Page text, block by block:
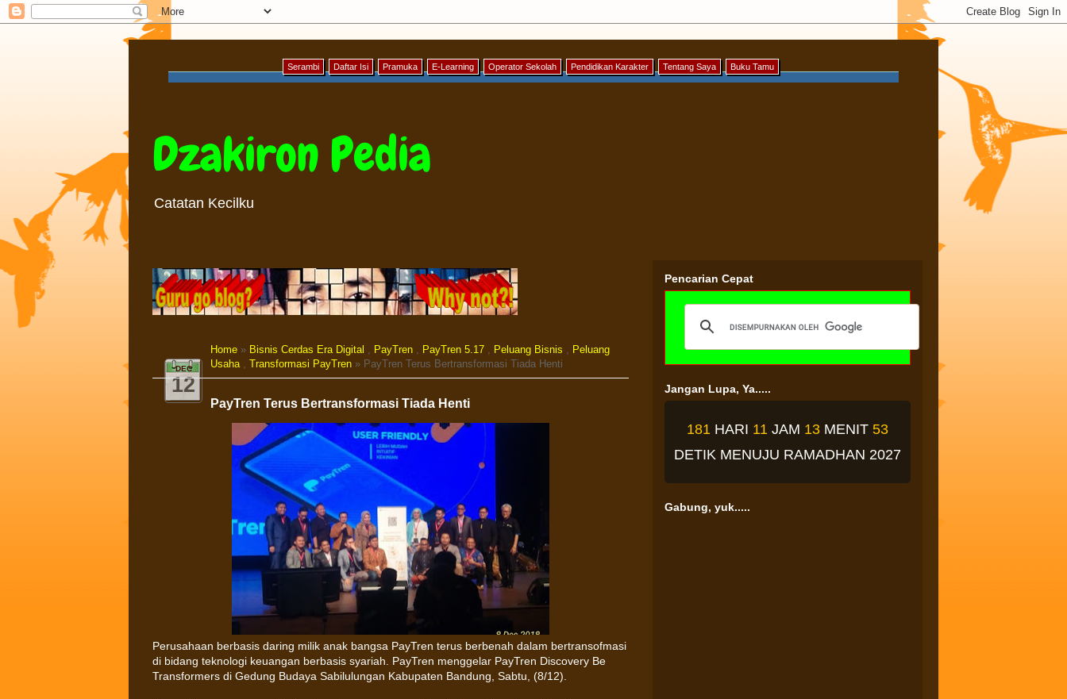
Serambi Daftar Isi Pramuka E-Learning Operator Sekolah Pendidikan Karakter Tentang Saya Buku Tamu
Dzakiron Pedia
Catatan Kecilku
DEC
12
Home » Bisnis Cerdas Era Digital , PayTren , PayTren 5.17 , Peluang Bisnis , Peluang
Usaha, Transformasi PayTren » PayTren Terus Bertransformasi Tiada Henti
PayTren Terus Bertransformasi Tiada Henti
Perusahaan berbasis daring milik anak bangsa PayTren terus berbenah dalam bertransofmasi
di bidang teknologi keuangan berbasis syariah. PayTren menggelar PayTren Discovery Be
Transformers di Gedung Budaya Sabilulungan Kabupaten Bandung, Sabtu, (8/12).
Pencarian Cepat
Jangan Lupa, Ya.....
181 HARI 11 JAM 13 MENIT 52
DETIK MENUJU RAMADHAN 2027
Gabung, yuk.....